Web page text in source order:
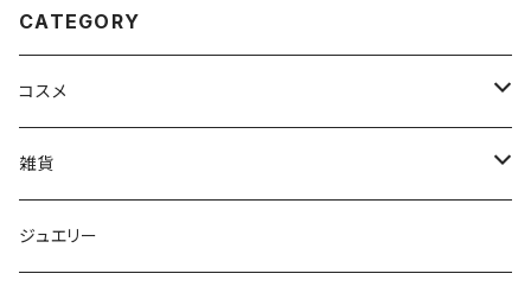
CATEGORY
コスメ
aesti
babu-beauté
雑貨
ホメオパシーケース
ジュエリー